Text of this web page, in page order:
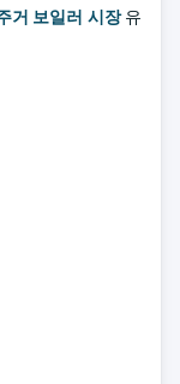
거 보일러 시장유